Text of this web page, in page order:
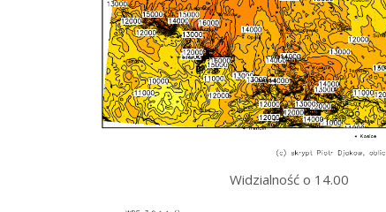
Widzialność o 14.00